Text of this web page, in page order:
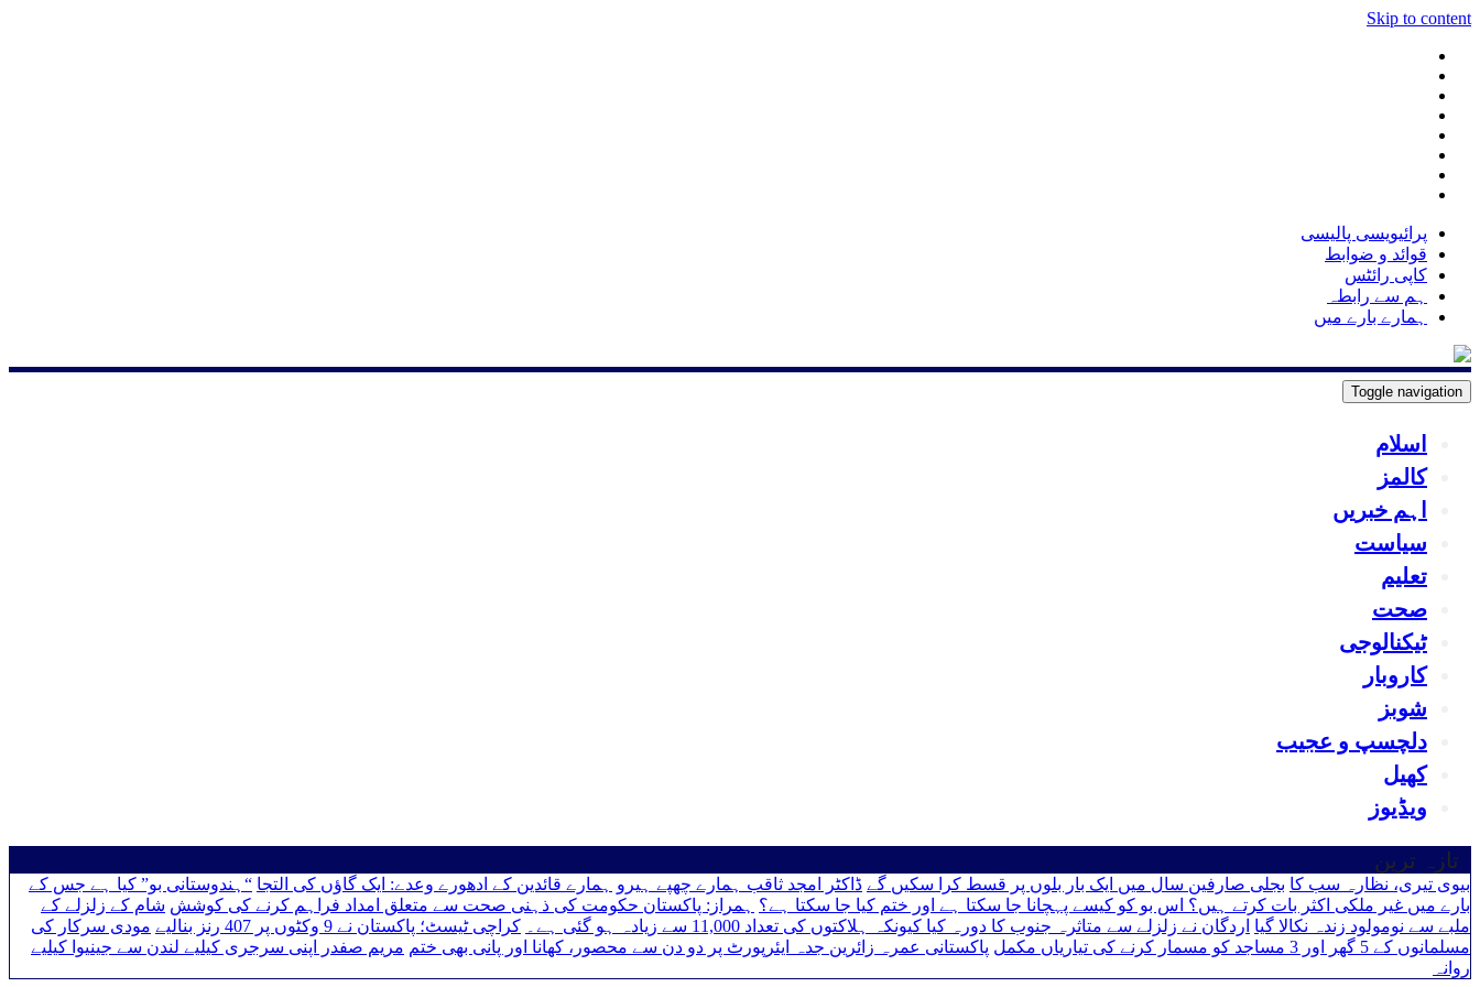
Skip to content
پرائیویسی پالیسی
قوائد و ضوابط
کاپی رائٹس
ہم سے رابطہ
ہمارے بارے میں
Toggle navigation
اسلام
کالمز
اہم خبریں
سیاست
تعلیم
صحت
ٹیکنالوجی
کاروبار
شوبز
دلچسپ و عجیب
کھیل
ویڈیوز
تازہ ترین
بیوی تیری، نظارہ سب کا بجلی صارفین سال میں ایک بار بلوں پر قسط کرا سکیں گے ڈاکٹر امجد ثاقب ہمارے چھپے ہیرو ہمارے قائدین کے ادھورے وعدے: ایک گاؤں کی التجا “ہندوستانی بو” کیا ہے جس کے
بارے میں غیر ملکی اکثر بات کرتے ہیں؟ اس بو کو کیسے پہچانا جا سکتا ہے اور ختم کیا جا سکتا ہے؟ ہمراز: پاکستان حکومت کی ذہنی صحت سے متعلق امداد فراہم کرنے کی کوشش شام کے زلزلے کے
ملبے سے نومولود زندہ نکالا گیا اردگان نے زلزلے سے متاثرہ جنوب کا دورہ کیا کیونکہ ہلاکتوں کی تعداد 11,000 سے زیادہ ہو گئی ہے۔ کراچی ٹیسٹ؛ پاکستان نے 9 وکٹوں پر 407 رنز بنالیے
مودی سرکار کی
مسلمانوں کے 5 گھر اور 3 مساجد کو مسمار کرنے کی تیاریاں مکمل
پاکستانی عمرہ زائرین جدہ ایئرپورٹ پر دو دن سے محصور، کھانا اور پانی بھی ختم مریم صفدر اپنی سرجری کیلیے لندن سے جینیوا کیلیے
روانہ